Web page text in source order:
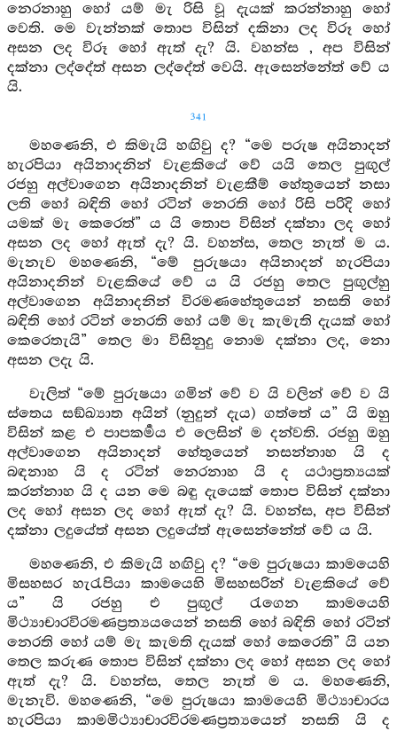
නෙරනාහු හෝ යම් මැ රිසි වූ දැයක් කරන්නාහු හෝ
වෙති. මෙ වැන්නක් තොප විසින් දකිනා ලද විරූ හෝ
අසන ලද විරූ හෝ ඇත් දැ? යි. වහන්ස , අප විසින්
දක්නා ලද්දේත් අසන ලද්දේත් වෙයි. ඇසෙන්නේත් වේ ය
යි.
341
මහණෙනි, එ කිමැයි හඟිවු ද? “මෙ පරුෂ අයිනාදන්
හැරපියා අයිනාදනින් වැළකියේ වේ යයි තෙල පුඟුල්
රජහු අල්වාගෙන අයිනාදනින් වැළකීම් හේතුයෙන් නසා
ලති හෝ බඳිති හෝ රටින් නෙරති හෝ රිසි පරිදි හෝ
යමක් මැ කෙරෙත්” ය යි තොප විසින් දක්නා ලද හෝ
අසන ලද හෝ ඇත් දැ? යි. වහන්ස, තෙල නැත් ම ය.
මැනැව මහණෙනි, “මේ පුරුෂයා අයිනාදන් හැරපියා
අයිනාදනින් වැළකියේ වේ ය යි රජහු තෙල පුඟුල්හු
අල්වාගෙන අයිනාදනින් විරමණහේතුයෙන් නසති හෝ
බඳිති හෝ රටින් නෙරති හෝ යම් මැ කැමැති දැයක් හෝ
කෙරෙතැයි” තෙල මා විසිනුදු නොම දක්නා ලද, නො
අසන ලදැ යි.
වැලිත් “මේ පුරුෂයා ගමින් වේ ව යි වලින් වේ ව යි
ස්තෙය සඞ්ඛ්‍යාත අයින් (නුදුන් දැය) ගත්තේ ය” යි ඔහු
විසින් කළ එ පාපකර්‍මය එ ලෙසින් ම දන්වති. රජහු ඔහු
අල්වාගෙන අයිනාදන් හේතුයෙන් නසන්නාහ යි ද
බඳනාහ යි ද රටින් නෙරනාහ යි ද යථාප්‍රත්‍යයක්
කරන්නාහ යි ද යන මෙ බඳු දැයෙක් තොප විසින් දක්නා
ලද හෝ අසන ලද හෝ ඇත් දැ? යි. වහන්ස, අප විසින්
දක්නා ලදුයේත් අසන ලදුයේත් ඇසෙන්නේත් වේ ය යි.
මහණෙනි, එ කිමැයි හඟිවු ද? “මෙ පුරුෂයා කාමයෙහි
මිසහසර හැරැපියා කාමයෙහි මිසහසරින් වැළකියේ වේ
ය” යි රජහු එ පුඟුල් රැගෙන කාමයෙහි
මිථ්‍යාචාරවිරමණප්‍රත්‍යයයෙන් නසති හෝ බඳිති හෝ රටින්
නෙරති හෝ යම් මැ කැමති දැයක් හෝ කෙරෙති” යි යන
තෙල කරුණ තොප විසින් දක්නා ලද හෝ අසන ලද හෝ
ඇත් දැ? යි. වහන්ස, තෙල නැත් ම ය. මහණෙනි,
මැනැවි. මහණෙනි, “මෙ පුරුෂයා කාමයෙහි මිථ්‍යාචාරය
හැරපියා කාමමිථ්‍යාචාරවිරමණප්‍රත්‍යයෙන් නසති යි ද